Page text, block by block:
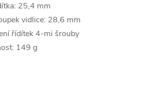
25,4 mm
vidlice: 28,6 mm
řídítek 4-mi šrouby
149 g